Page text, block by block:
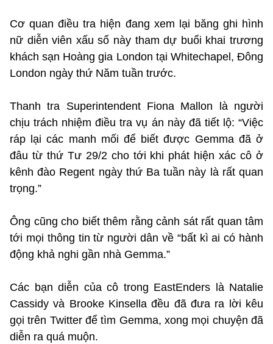
Cơ quan điều tra hiện đang xem lại băng ghi hình
nữ diễn viên xấu số này tham dự buổi khai trương
khách sạn Hoàng gia London tại Whitechapel, Đông
London ngày thứ Năm tuần trước.
Thanh tra Superintendent Fiona Mallon là người
chịu trách nhiệm điều tra vụ án này đã tiết lộ: “Việc
ráp lại các manh mối để biết được Gemma đã ở
đâu từ thứ Tư 29/2 cho tới khi phát hiện xác cô ở
kênh đào Regent ngày thứ Ba tuần này là rất quan
trọng.”
Ông cũng cho biết thêm rằng cảnh sát rất quan tâm
tới mọi thông tin từ người dân về “bất kì ai có hành
động khả nghi gần nhà Gemma.”
Các bạn diễn của cô trong EastEnders là Natalie
Cassidy và Brooke Kinsella đều đã đưa ra lời kêu
gọi trên Twitter để tìm Gemma, xong mọi chuyện đã
diễn ra quá muộn.